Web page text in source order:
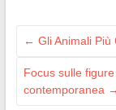
← Gli Animali Più
Focus sulle
contemporanea →